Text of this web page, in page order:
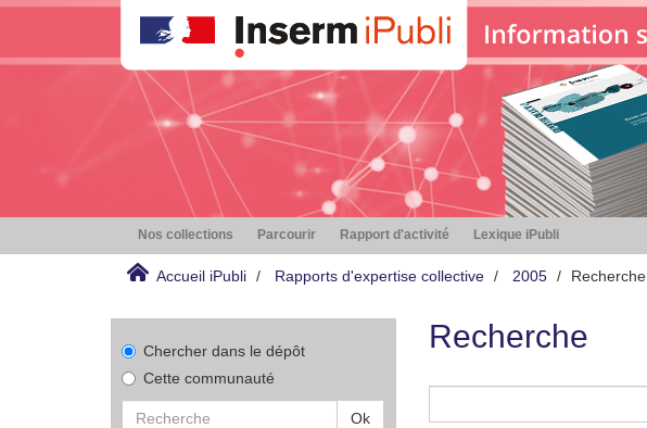
Nos collections Parcourir Rapport d'activité Lexique iPubli
Accueil iPubli Rapports d'expertise collective 2005 Recherche
Chercher dans le dépôt
Cette communauté
Ok
Recherche